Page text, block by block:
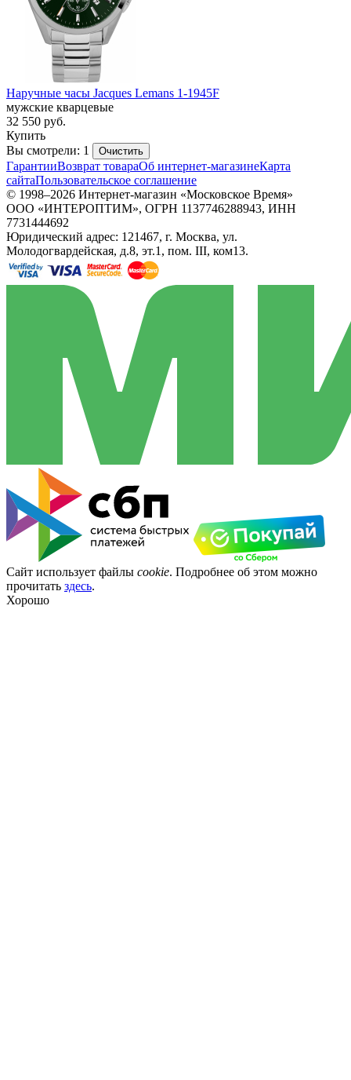
Наручные часы Jacques Lemans 1-1945F
мужские кварцевые
32 550 руб.
Купить
Вы смотрели: 1
Очистить
ГарантииВозврат товараОб интернет-магазинеКарта
сайтаПользовательское соглашение
© 1998–2026 Интернет-магазин «Московское Время»
ООО «ИНТЕРОПТИМ», ОГРН 1137746288943, ИНН
7731444692
Юридический адрес: 121467, г. Москва, ул.
Молодогвардейская, д.8, эт.1, пом. III, ком13.
Сайт использует файлы cookie. Подробнее об этом можно
прочитать здесь.
Хорошо